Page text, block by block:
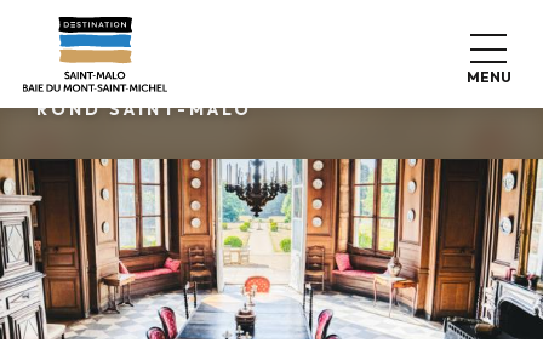
contenu
principal
MENU
KOEL BLIJVEN
ROND SAINT-MALO